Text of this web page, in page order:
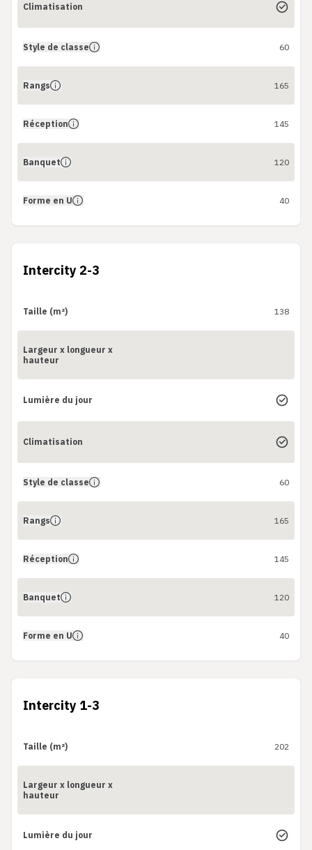
Climatisation
Style de classe 60
Rangs 165
Réception 145
Banquet 120
Forme en U 40
Intercity 2-3
Taille (m²) 138
Largeur x longueur x
hauteur
Lumière du jour
Climatisation
Style de classe 60
Rangs 165
Réception 145
Banquet 120
Forme en U 40
Intercity 1-3
Taille (m²) 202
Largeur x longueur x
hauteur
Lumière du jour